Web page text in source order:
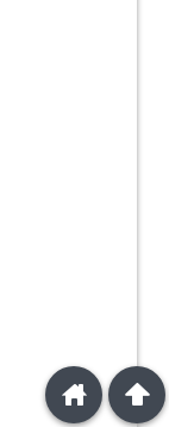
arrowup
home